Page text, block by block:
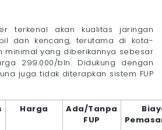
terkenal akan kualitas jaringan
dan kencang, terutama di kota-
minimal yang diberikannya sebesar
299.000/bln. Didukung dengan
juga tidak diterapkan sistem FUP
Harga
Ada/Tanpa
FUP